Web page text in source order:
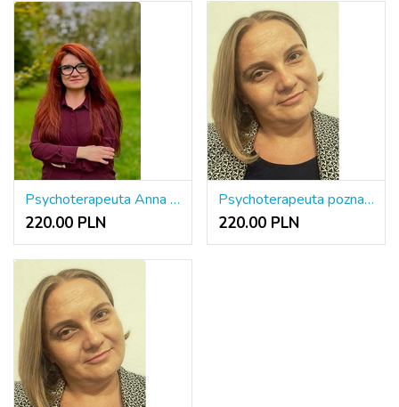
Psychoterapeuta Anna Roman
220.00 PLN
Psychoterapeuta poznawczo-behawioralny ONLINE
220.00 PLN